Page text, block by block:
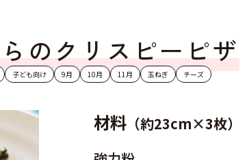
のクリスピーピザ
子ども向け 9月 10月 11月 玉ねぎ チーズ
材料 （約23cm×3枚）